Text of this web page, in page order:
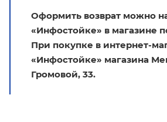
Оформить возврат можно
«Инфостойке» в магазине
При покупке в интернет-
«Инфостойке» магазина
Громовой, 33.